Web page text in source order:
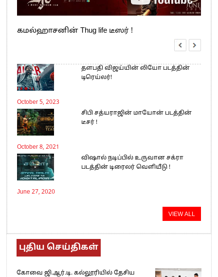
கமல்ஹாசனின் Thug life டீஸர் !
தளபதி விஜய்யின் லியோ படத்தின்
டிரெய்லர்!
October 5, 2023
சிபி சத்யராஜின் மாயோன் படத்தின்
டீசர் !
October 8, 2021
விஷால் நடிப்பில் உருவான சக்ரா
படத்தின் டிரைலர் வெளியீடு !
June 27, 2020
VIEW ALL
புதிய செய்திகள்
கோவை ஜி.ஆர்.டி. கல்லூரியில் தேசிய